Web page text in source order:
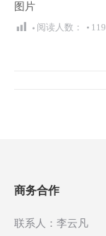
图片
阅读人数： 119
航
商务合作
联系人：李云凡